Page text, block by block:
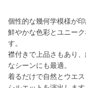
個性的な幾何学模様が
鮮やかな色彩とユニー
す。
襟付きで上品さもあり
なシーンにも最適。
着るだけで自然とウエ